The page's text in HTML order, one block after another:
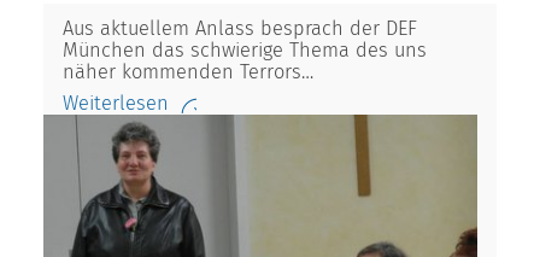
Aus aktuellem Anlass besprach der DEF
München das schwierige Thema des uns
näher kommenden Terrors…
Weiterlesen